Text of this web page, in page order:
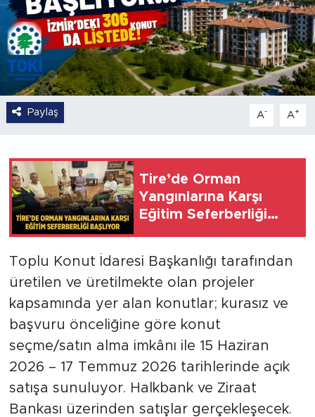
Paylaş A- A+
Tire’de Orman
Yangınlarına Karşı
Eğitim Seferberliği
Toplu Konut İdaresi Başkanlığı tarafından
üretilen ve üretilmekte olan projeler
kapsamında yer alan konutlar; kurasız ve
başvuru önceliğine göre konut
seçme/satın alma imkânı ile 15 Haziran
2026 – 17 Temmuz 2026 tarihlerinde açık
satışa sunuluyor. Halkbank ve Ziraat
Bankası üzerinden satışlar gerçekleşecek.